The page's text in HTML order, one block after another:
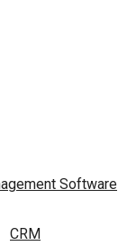
Software
CRM